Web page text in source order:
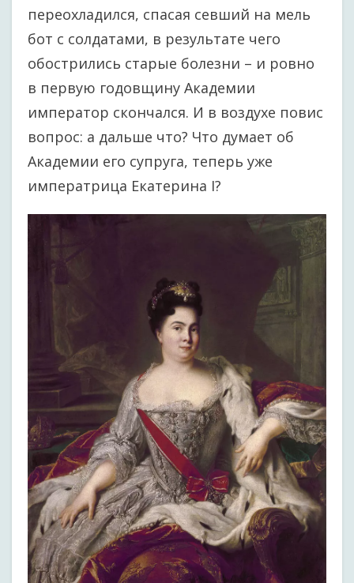
переохладился, спасая севший на мель
бот с солдатами, в результате чего
обострились старые болезни – и ровно
в первую годовщину Академии
император скончался. И в воздухе повис
вопрос: а дальше что? Что думает об
Академии его супруга, теперь уже
императрица Екатерина I?